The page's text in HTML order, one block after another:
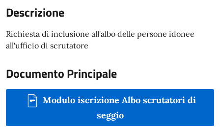
Descrizione
Richiesta di inclusione all'albo delle persone idonee
all'ufficio di scrutatore
Documento Principale
Modulo iscrizione Albo scrutatori di
seggio